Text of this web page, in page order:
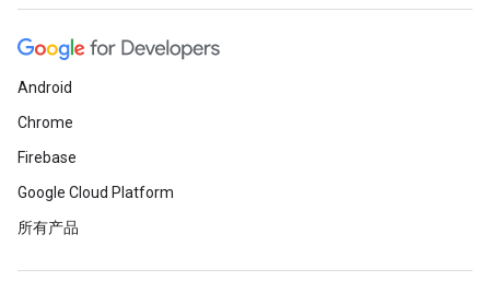
Android
Chrome
Firebase
Google Cloud Platform
所有产品